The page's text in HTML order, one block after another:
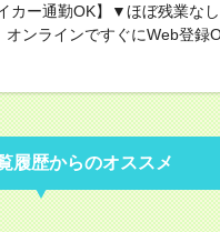
カー通勤OK】▼ほぼ残業な
オンラインですぐにWeb登
履歴からのオススメ